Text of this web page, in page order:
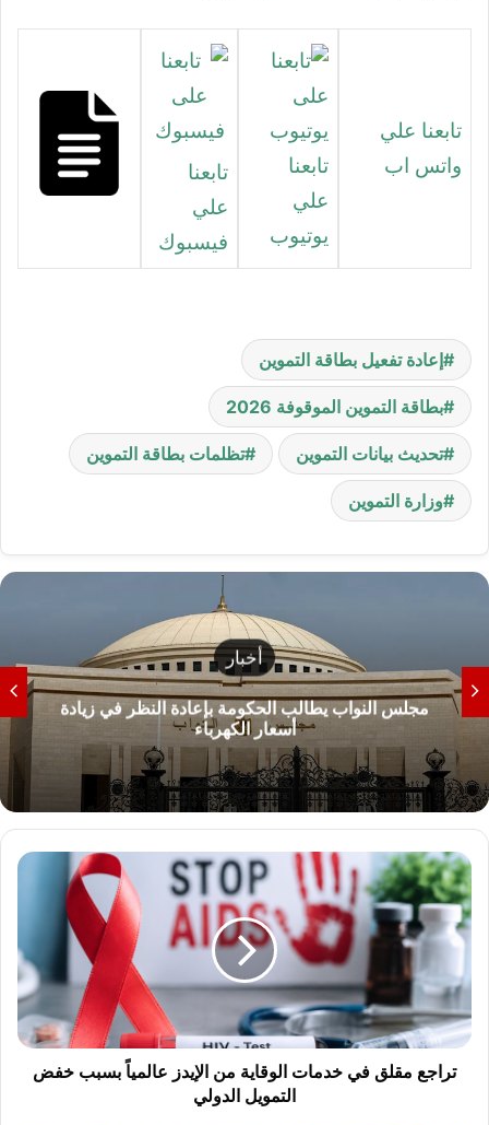
تابعنا علي
واتس اب
تابعنا
علي
يوتيوب
تابعنا
علي
فيسبوك
إعادة تفعيل بطاقة التموين
بطاقة التموين الموقوفة 2026
تحديث بيانات التموين تظلمات بطاقة التموين
وزارة التموين
أخبار
مجلس النواب يطالب الحكومة بإعادة النظر في زيادة
أسعار الكهرباء
ت
ر
ا
ج
م
ل
ق
تراجع مقلق في خدمات الوقاية من الإيدز عالمياً بسبب خفض
التمويل الدولي